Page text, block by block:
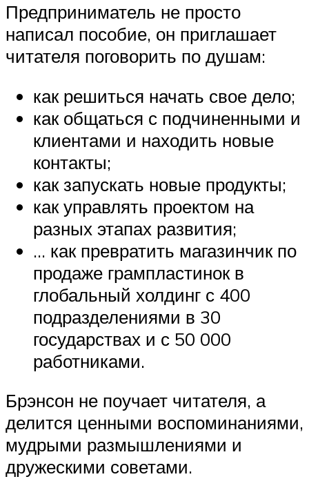
Предприниматель не просто
написал пособие, он приглашает
читателя поговорить по душам:
как решиться начать свое дело;
как общаться с подчиненными и
клиентами и находить новые
контакты;
как запускать новые продукты;
как управлять проектом на
разных этапах развития;
… как превратить магазинчик по
продаже грампластинок в
глобальный холдинг с 400
подразделениями в 30
государствах и с 50 000
работниками.
Брэнсон не поучает читателя, а
делится ценными воспоминаниями,
мудрыми размышлениями и
дружескими советами.